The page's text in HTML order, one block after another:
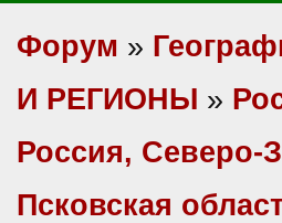
Форум »
И РЕГИОНЫ »
Россия, Северо-
Псковская